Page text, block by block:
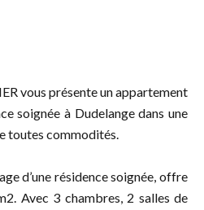
vous présente un appartement
soignée à Dudelange dans une
toutes commodités.
d’une résidence soignée, offre
Avec 3 chambres, 2 salles de